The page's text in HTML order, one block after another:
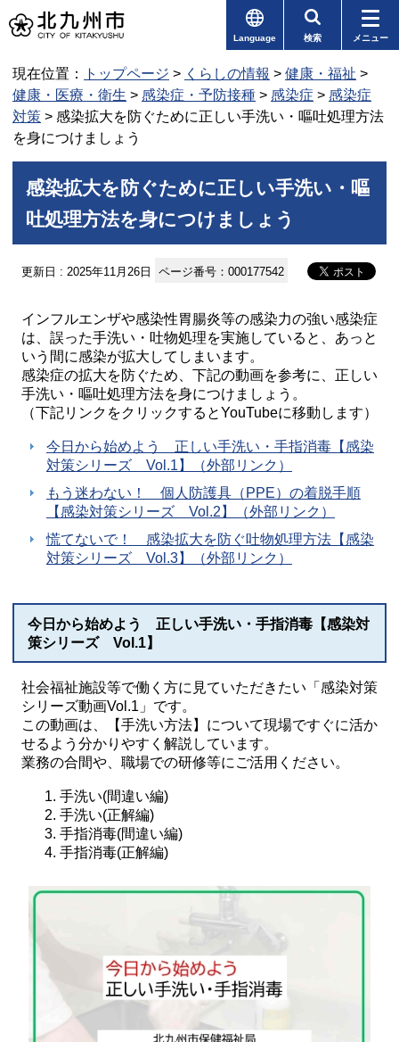
Language 検索 メニュー
現在位置： トップページ > くらしの情報 > 健康・福祉 >
健康・医療・衛生 > 感染症・予防接種 > 感染症 > 感染症
対策 > 感染拡大を防ぐために正しい手洗い・嘔吐処理方法
を身につけましょう
感染拡大を防ぐために正しい手洗い・嘔
吐処理方法を身につけましょう
更新日 : 2025年11月26日 ページ番号：000177542
インフルエンザや感染性胃腸炎等の感染力の強い感染症
は、誤った手洗い・吐物処理を実施していると、あっと
いう間に感染が拡大してしまいます。
感染症の拡大を防ぐため、下記の動画を参考に、正しい
手洗い・嘔吐処理方法を身につけましょう。
（下記リンクをクリックするとYouTubeに移動します）
今日から始めよう 正しい手洗い・手指消毒【感染
対策シリーズ Vol.1】（外部リンク）
もう迷わない！ 個人防護具（PPE）の着脱手順
【感染対策シリーズ Vol.2】（外部リンク）
慌てないで！ 感染拡大を防ぐ吐物処理方法【感染
対策シリーズ Vol.3】（外部リンク）
今日から始めよう 正しい手洗い・手指消毒【感染対
策シリーズ Vol.1】
社会福祉施設等で働く方に見ていただきたい「感染対策
シリーズ動画Vol.1」です。
この動画は、【手洗い方法】について現場ですぐに活か
せるよう分かりやすく解説しています。
業務の合間や、職場での研修等にご活用ください。
手洗い(間違い編)
手洗い(正解編)
手指消毒(間違い編)
手指消毒(正解編)